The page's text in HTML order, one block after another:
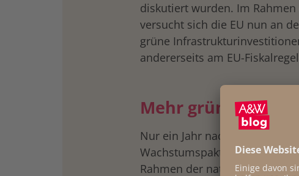
diskutiert wurden. Im
versucht sich die EU nun an
grüne
andererseits am EU-
Mehr grüne
Nur ein Jahr nach der
Wachstumspaktes eröffnete
Rahmen der nationalen